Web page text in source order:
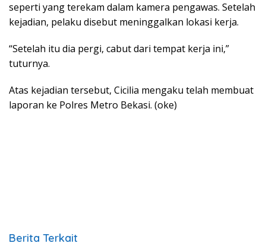
seperti yang terekam dalam kamera pengawas. Setelah
kejadian, pelaku disebut meninggalkan lokasi kerja.
“Setelah itu dia pergi, cabut dari tempat kerja ini,”
tuturnya.
Atas kejadian tersebut, Cicilia mengaku telah membuat
laporan ke Polres Metro Bekasi. (oke)
Berita Terkait